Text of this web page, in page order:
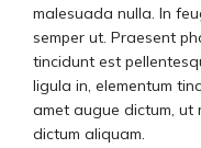
malesuada nulla. In
semper ut. Praesent
tincidunt est
ligula in, elementum
amet augue dictum, ut
dictum aliquam.